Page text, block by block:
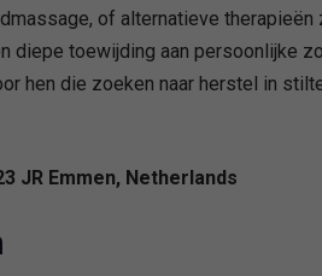
of alternatieve
diepe toewijding aan persoonlijke
hen die zoeken naar herstel in
JR Emmen, Netherlands